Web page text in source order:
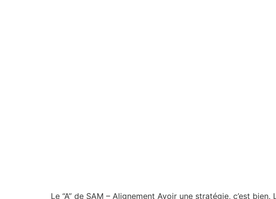
Le “A” de SAM – Alignement Avoir une stratégie, c’est